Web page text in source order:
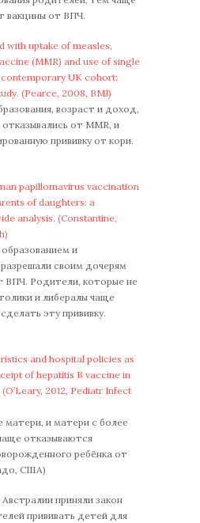
вакцины от ВПЧ.
with uptake of measles,
(MMR) and use of single
UK cohort:
(Pearce, 2008, BMJ)
возраст и доход,
от MMR, и
прививку от кори.
papillomavirus vaccination
of daughters: a
analysis. (Constantine,
и
своим дочерям
ВПЧ. Родители, которые не
и либералы чаще
эту прививку.
and hospital policies as
of hepatitis B vaccine in
2012, Pediatr Infect
матери, и матери с более
отказываются
ребёнка от
США)
приняли закон
прививать детей для